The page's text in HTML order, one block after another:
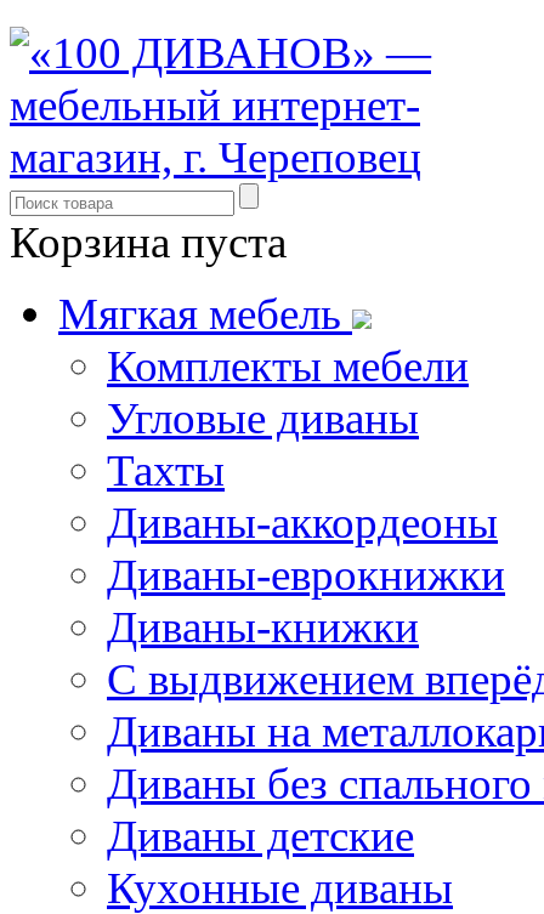
Корзина пуста
Мягкая мебель
Комплекты мебели
Угловые диваны
Тахты
Диваны-аккордеоны
Диваны-еврокнижки
Диваны-книжки
С выдвижением
Диваны на
Диваны без спального
Диваны детские
Кухонные диваны